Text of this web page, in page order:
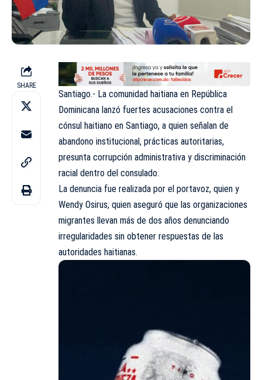
SHARE
Santiago.- La comunidad haitiana en República
Dominicana lanzó fuertes acusaciones contra el
cónsul haitiano en Santiago, a quien señalan de
abandono institucional, prácticas autoritarias,
presunta corrupción administrativa y discriminación
racial dentro del consulado.
La denuncia fue realizada por el portavoz, quien y
Wendy Osirus, quien aseguró que las organizaciones
migrantes llevan más de dos años denunciando
irregularidades sin obtener respuestas de las
autoridades haitianas.